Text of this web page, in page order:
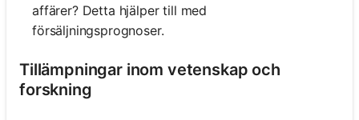
affärer? Detta hjälper till med
försäljningsprognoser.
Tillämpningar inom vetenskap och
forskning